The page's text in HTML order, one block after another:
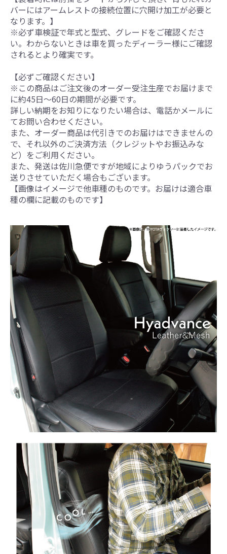
バーにはアームレストの接続位置に穴開け加工が必要と
なります。】
※必ず車検証で年式と型式、グレードをご確認くださ
い。わからないときは車を買ったディーラー様にご確認
されるとより確実です。
【必ずご確認ください】
※この商品はご注文後のオーダー受注生産でお届けまで
に約45日～60日の期間が必要です。
詳しい納期をお知りになりたい場合は、電話かメールに
てお問い合わせください。
また、オーダー商品は代引きでのお届けはできませんの
で、それ以外のご決済方法（クレジットやお振込みな
ど）をご利用ください。
また、発送は佐川急便ですが地域によりゆうパックでお
送りさせていただく場合もございます。
【画像はイメージで他車種のものです。お届けは適合車
種の欄に記載のものです】